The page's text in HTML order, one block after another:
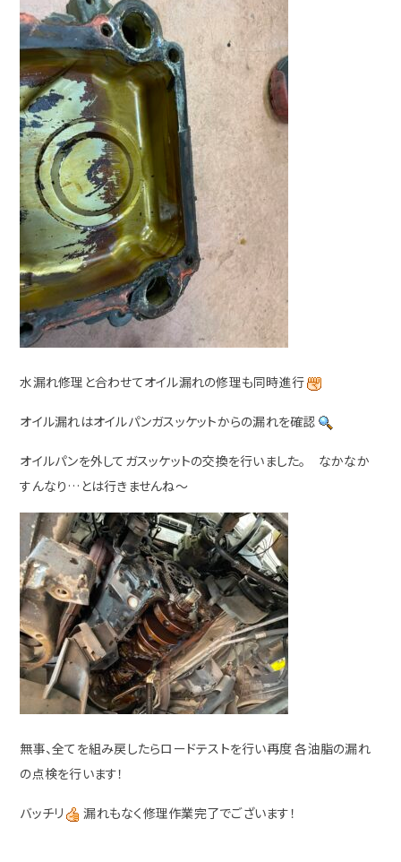
水漏れ修理と合わせてオイル漏れの修理も同時進行
オイル漏れはオイルパンガスッケットからの漏れを確認
オイルパンを外してガスッケットの交換を行いました。 なかなか
すんなり…とは行きませんね～
無事、全てを組み戻したらロードテストを行い再度 各油脂の漏れ
の点検を行います！
バッチリ 漏れもなく修理作業完了でございます！